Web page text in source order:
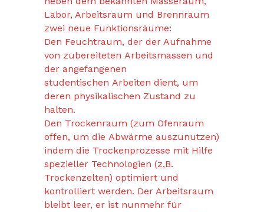
Labor, Arbeitsraum und Brennraum
zwei neue Funktionsräume:
Den Feuchtraum, der der Aufnahme
von zubereiteten Arbeitsmassen und
der angefangenen
studentischen Arbeiten dient, um
deren physikalischen Zustand zu
halten.
Den Trockenraum (zum Ofenraum
offen, um die Abwärme auszunutzen)
indem die Trockenprozesse mit Hilfe
spezieller Technologien (z,B.
Trockenzelten) optimiert und
kontrolliert werden. Der Arbeitsraum
bleibt leer, er ist nunmehr für